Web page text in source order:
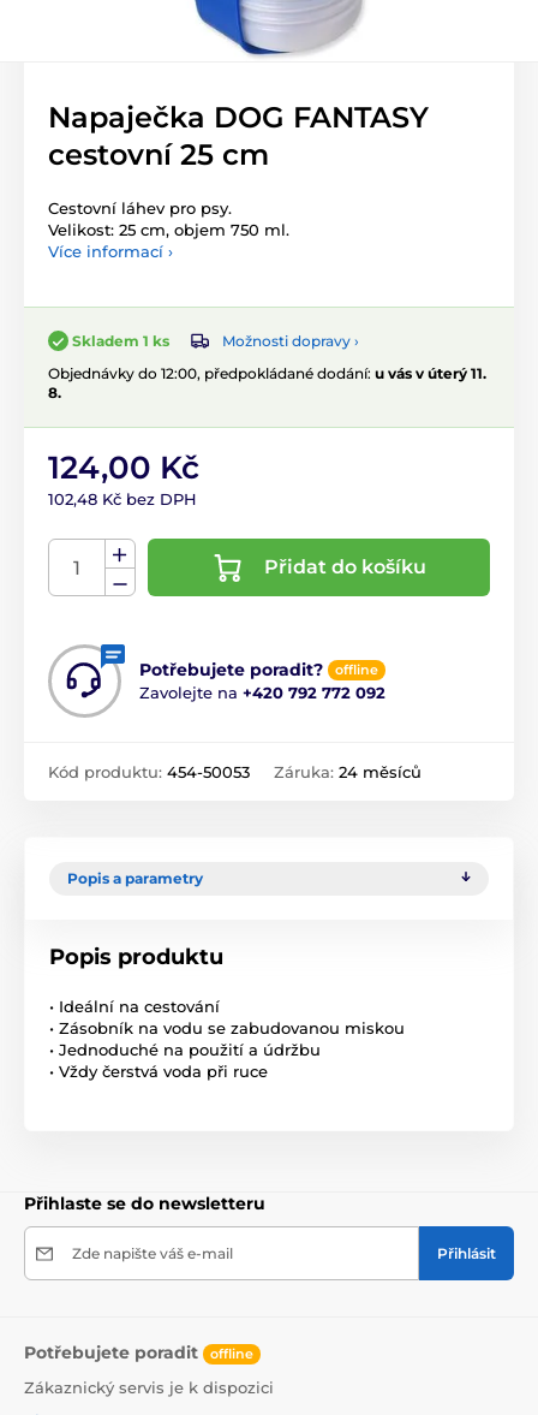
Napaječka DOG FANTASY
cestovní 25 cm
Cestovní láhev pro psy.
Velikost: 25 cm, objem 750 ml.
Více informací ›
Skladem 1 ks
Možnosti dopravy ›
Objednávky do 12:00, předpokládané dodání: u vás v úterý 11.
8.
124,00 Kč
102,48 Kč bez DPH
Přidat do košíku
Potřebujete poradit? offline
Zavolejte na +420 792 772 092
Kód produktu: 454-50053 Záruka: 24 měsíců
Popis a parametry
Popis produktu
• Ideální na cestování
• Zásobník na vodu se zabudovanou miskou
• Jednoduché na použití a údržbu
• Vždy čerstvá voda při ruce
Přihlaste se do newsletteru
Zde napište váš e-mail Přihlásit
Potřebujete poradit offline
Zákaznický servis je k dispozici